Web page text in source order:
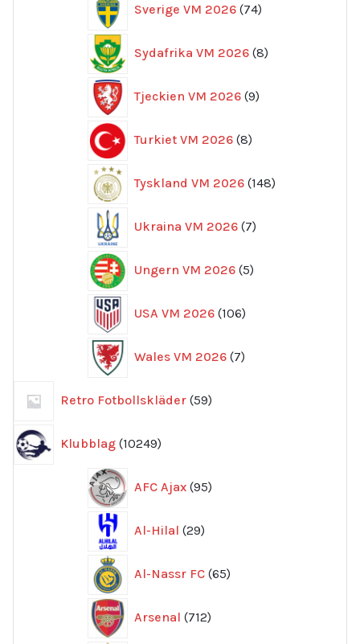
Sverige VM 2026 74
produkter
Sydafrika VM 2026 8
produkter
Tjeckien VM 2026 9
produkter
Turkiet VM 2026 8
produkter
Tyskland VM 2026 148
produkter
Ukraina VM 2026 7
produkter
Ungern VM 2026 5
produkter
USA VM 2026 106
produkter
Wales VM 2026 7
produkter
Retro Fotbollskläder 59
produkter
Klubblag 10249
produkter
AFC Ajax 95
produkter
Al-Hilal 29
produkter
Al-Nassr FC 65
produkter
Arsenal 712
produkter